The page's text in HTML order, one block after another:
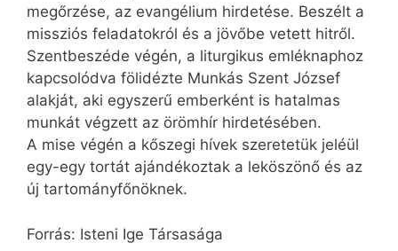
megőrzése, az evangélium hirdetése. Beszélt a
missziós feladatokról és a jövőbe vetett hitről.
Szentbeszéde végén, a liturgikus emléknaphoz
kapcsolódva fölidézte Munkás Szent József
alakját, aki egyszerű emberként is hatalmas
munkát végzett az örömhír hirdetésében.
A mise végén a kőszegi hívek szeretetük jeléül
egy-egy tortát ajándékoztak a leköszönő és az
új tartományfőnöknek.
Forrás: Isteni Ige Társasága